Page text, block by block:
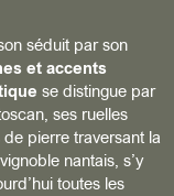
séduit par son
et accents
se distingue par
ses ruelles
pierre traversant la
nantais, s’y
toutes les